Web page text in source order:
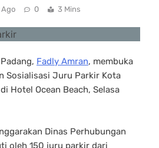
0 3 Mins
Fadly Amran, membuka
Sosialisasi Juru Parkir Kota
Hotel Ocean Beach, Selasa
Dinas Perhubungan
oleh 150 juru parkir dari